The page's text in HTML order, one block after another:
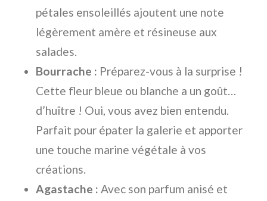
pétales ensoleillés ajoutent une note
légèrement amère et résineuse aux
salades.
Bourrache : Préparez-vous à la surprise !
Cette fleur bleue ou blanche a un goût…
d’huître ! Oui, vous avez bien entendu.
Parfait pour épater la galerie et apporter
une touche marine végétale à vos
créations.
Agastache : Avec son parfum anisé et